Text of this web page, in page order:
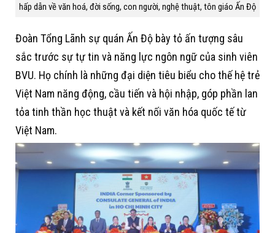
hấp dẫn về văn hoá, đời sống, con người, nghệ thuật, tôn giáo Ấn Độ
Đoàn Tổng Lãnh sự quán Ấn Độ bày tỏ ấn tượng sâu
sắc trước sự tự tin và năng lực ngôn ngữ của sinh viên
BVU. Họ chính là những đại diện tiêu biểu cho thế hệ trẻ
Việt Nam năng động, cầu tiến và hội nhập, góp phần lan
tỏa tinh thần học thuật và kết nối văn hóa quốc tế từ
Việt Nam.